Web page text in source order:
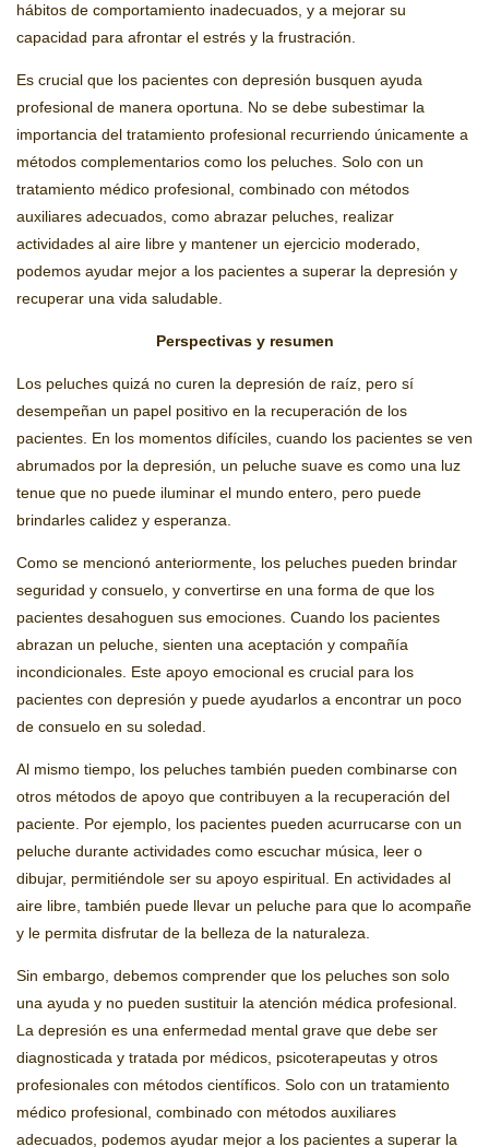
hábitos de comportamiento inadecuados, y a mejorar su
capacidad para afrontar el estrés y la frustración.
Es crucial que los pacientes con depresión busquen ayuda
profesional de manera oportuna. No se debe subestimar la
importancia del tratamiento profesional recurriendo únicamente a
métodos complementarios como los peluches. Solo con un
tratamiento médico profesional, combinado con métodos
auxiliares adecuados, como abrazar peluches, realizar
actividades al aire libre y mantener un ejercicio moderado,
podemos ayudar mejor a los pacientes a superar la depresión y
recuperar una vida saludable.
Perspectivas y resumen
Los peluches quizá no curen la depresión de raíz, pero sí
desempeñan un papel positivo en la recuperación de los
pacientes. En los momentos difíciles, cuando los pacientes se ven
abrumados por la depresión, un peluche suave es como una luz
tenue que no puede iluminar el mundo entero, pero puede
brindarles calidez y esperanza.
Como se mencionó anteriormente, los peluches pueden brindar
seguridad y consuelo, y convertirse en una forma de que los
pacientes desahoguen sus emociones. Cuando los pacientes
abrazan un peluche, sienten una aceptación y compañía
incondicionales. Este apoyo emocional es crucial para los
pacientes con depresión y puede ayudarlos a encontrar un poco
de consuelo en su soledad.
Al mismo tiempo, los peluches también pueden combinarse con
otros métodos de apoyo que contribuyen a la recuperación del
paciente. Por ejemplo, los pacientes pueden acurrucarse con un
peluche durante actividades como escuchar música, leer o
dibujar, permitiéndole ser su apoyo espiritual. En actividades al
aire libre, también puede llevar un peluche para que lo acompañe
y le permita disfrutar de la belleza de la naturaleza.
Sin embargo, debemos comprender que los peluches son solo
una ayuda y no pueden sustituir la atención médica profesional.
La depresión es una enfermedad mental grave que debe ser
diagnosticada y tratada por médicos, psicoterapeutas y otros
profesionales con métodos científicos. Solo con un tratamiento
médico profesional, combinado con métodos auxiliares
adecuados, podemos ayudar mejor a los pacientes a superar la